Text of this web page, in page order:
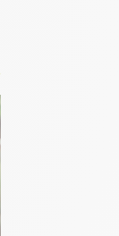
d’annonces